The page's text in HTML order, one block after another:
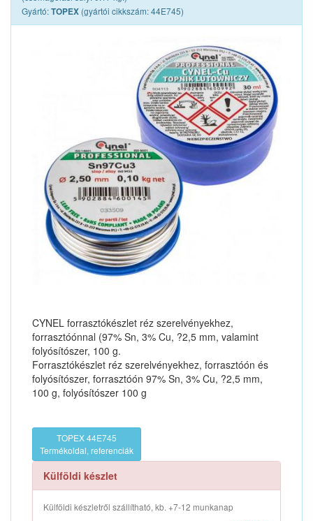
Gyártó:TOPEX (gyártói cikkszám: 44E745)
CYNEL forrasztókészlet réz szerelvényekhez,
forrasztóónnal (97% Sn, 3% Cu, ?2,5 mm, valamint
folyósítószer, 100 g.
Forrasztókészlet réz szerelvényekhez, forrasztóón és
folyósítószer, forrasztóón 97% Sn, 3% Cu, ?2,5 mm,
100 g, folyósítószer 100 g
TOPEX 44E745
Termékoldal, referenciák
Külföldi készlet
Külföldi készletről szállítható, kb. +7-12 munkanap